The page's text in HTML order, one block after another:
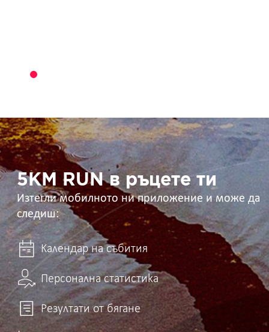
5KM
RUN
в
ръцете
ти 5KM RUN в ръцете ти
Изтегли мобилното ни приложение и може да
следиш:
Календар на събития
Персонална статистика
Резултати от бягане